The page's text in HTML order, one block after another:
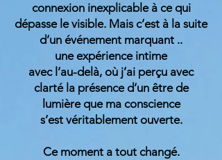
connexion inexplicable à ce qui
dépasse le visible. Mais c’est à la suite
d’un événement marquant ..
une expérience intime
avec l’au-delà, où j’ai perçu avec
clarté la présence d’un être de
lumière que ma conscience
s’est véritablement ouverte.
Ce moment a tout changé.